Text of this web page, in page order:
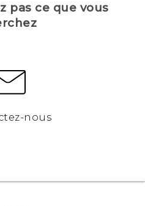
pas ce que vous
nous